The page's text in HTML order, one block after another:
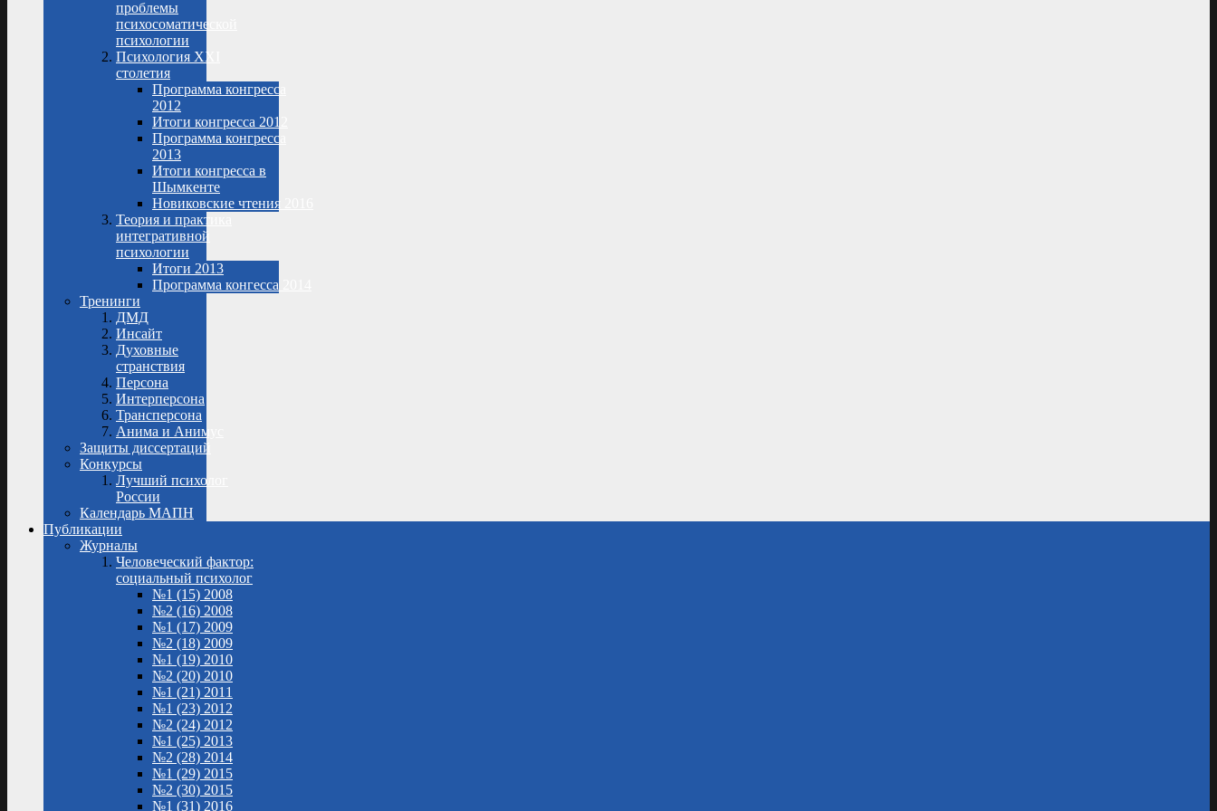
проблемы
психосоматической
психологии
Психология XXI
столетия
Программа конгресса
2012
Итоги конгресса 2012
Программа конгресса
2013
Итоги конгресса в
Шымкенте
Новиковские чтения 2016
Теория и практика
интегративной
психологии
Итоги 2013
Программа конгесса 2014
Тренинги
ДМД
Инсайт
Духовные
странствия
Персона
Интерперсона
Трансперсона
Анима и Анимус
Защиты диссертаций
Конкурсы
Лучший психолог
России
Календарь МАПН
Публикации
Журналы
Человеческий фактор:
социальный психолог
№1 (15) 2008
№2 (16) 2008
№1 (17) 2009
№2 (18) 2009
№1 (19) 2010
№2 (20) 2010
№1 (21) 2011
№1 (23) 2012
№2 (24) 2012
№1 (25) 2013
№2 (28) 2014
№1 (29) 2015
№2 (30) 2015
№1 (31) 2016